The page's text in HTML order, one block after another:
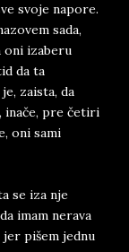
svoje napore.
sada,
izaberu
da ta
zaista, da
inače, pre četiri
oni sami
se iza nje
imam nerava
jer pišem jednu